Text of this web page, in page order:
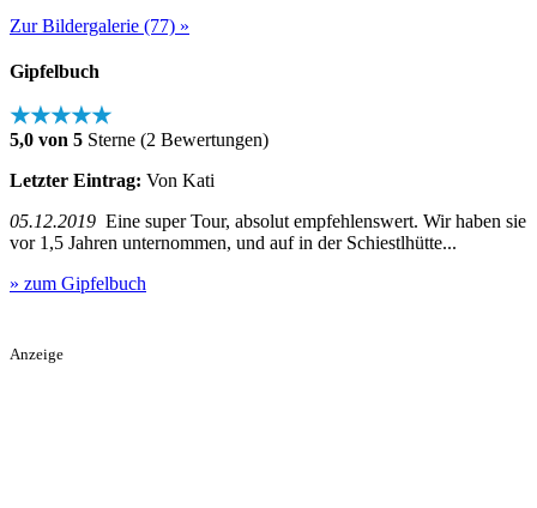
Zur Bildergalerie (77) »
Gipfelbuch
★★★★★
5,0 von 5 Sterne (2 Bewertungen)
Letzter Eintrag: Von Kati
05.12.2019 Eine super Tour, absolut empfehlenswert. Wir haben sie
vor 1,5 Jahren unternommen, und auf in der Schiestlhütte...
» zum Gipfelbuch
Anzeige